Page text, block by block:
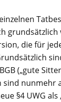
grundsätzlich
die für
(„gute
sind
§4 UWG als